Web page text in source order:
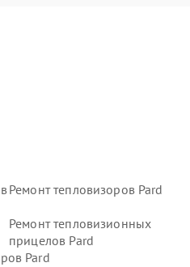
Ремонт тепловизоров Pard
Ремонт тепловизионных
прицелов Pard
Pard